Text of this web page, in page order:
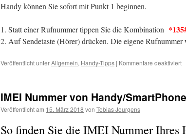
Handy können Sie sofort mit Punkt 1 beginnen.
1. Statt einer Rufnummer tippen Sie die Kombination
2. Auf Sendetaste (Hörer) drücken. Die eigene Rufnummer
Veröffentlicht unterAllgemein, Handy-Tipps | Kommentare deaktiviertfür
IMEI Nummer von Handy/
Veröffentlicht am 15. März 2018 von Tobias Jourgens
So finden Sie die IMEI Nummer Ihres